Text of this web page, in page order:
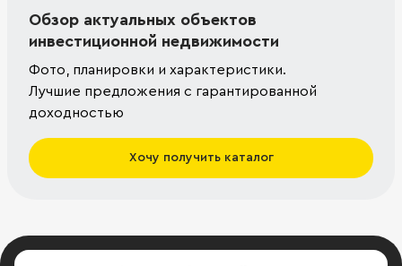
Обзор актуальных объектов
инвестиционной недвижимости
Фото, планировки и характеристики.
Лучшие предложения с гарантированной
доходностью
Хочу получить каталог